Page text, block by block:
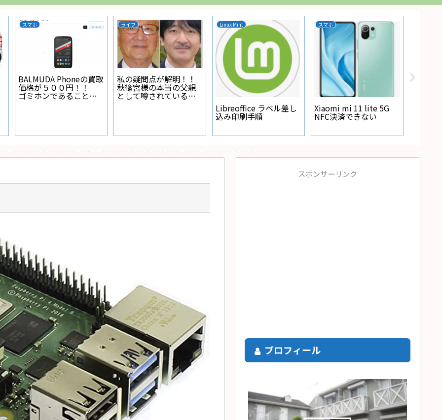
スマホ
BALMUDA Phoneの買取
価格が５００円！！
ゴミホンであることが
ライフ
私の疑問点が解明！！
秋篠宮様の本当の父親
として噂されている人
Linux Mint
Libreoffice ラベル差し
込み印刷手順
スマホ
Xiaomi mi 11 lite 5G
NFC決済できない
スポンサーリンク
プロフィール